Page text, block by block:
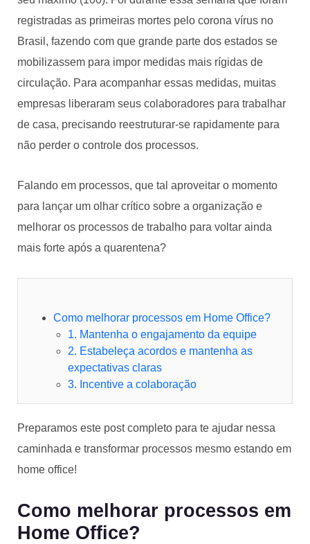
registradas as primeiras mortes pelo corona vírus no
Brasil, fazendo com que grande parte dos estados se
mobilizassem para impor medidas mais rígidas de
circulação. Para acompanhar essas medidas, muitas
empresas liberaram seus colaboradores para trabalhar
de casa, precisando reestruturar-se rapidamente para
não perder o controle dos processos.
Falando em processos, que tal aproveitar o momento
para lançar um olhar crítico sobre a organização e
melhorar os processos de trabalho para voltar ainda
mais forte após a quarentena?
Como melhorar processos em Home Office?
1. Mantenha o engajamento da equipe
2. Estabeleça acordos e mantenha as
expectativas claras
3. Incentive a colaboração
Preparamos este post completo para te ajudar nessa
caminhada e transformar processos mesmo estando em
home office!
Como melhorar processos em
Home Office?